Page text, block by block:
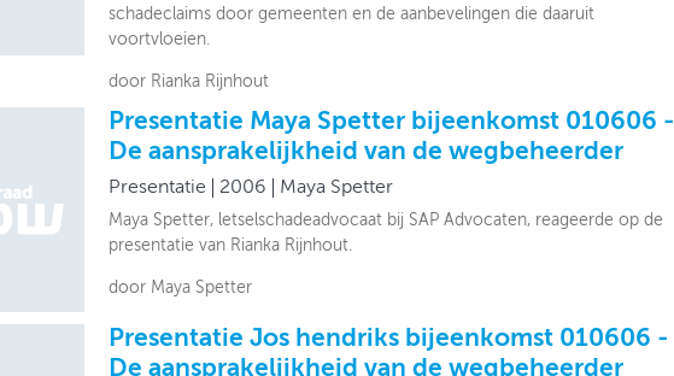
schadeclaims door gemeenten en de aanbevelingen die daaruit
voortvloeien.
door Rianka Rijnhout
Presentatie Maya Spetter bijeenkomst 010606 -
De aansprakelijkheid van de wegbeheerder
Presentatie 2006 Maya Spetter
Maya Spetter, letselschadeadvocaat bij SAP Advocaten, reageerde op de
presentatie van Rianka Rijnhout.
door Maya Spetter
Presentatie Jos hendriks bijeenkomst 010606 -
De aansprakelijkheid van de wegbeheerder